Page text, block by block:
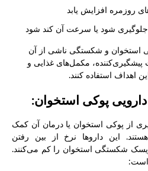
روزمره افزایش یابد
شود یا سرعت آن کند شود
استخوان و شکستگی ناشی از آن
پیشگیری‌کننده، مکمل‌های غذایی و
اهداف استفاده کنند.
پوکی استخوان:
از پوکی استخوان یا درمان آن کمک
این داروها نرخ از بین رفتن
شکستگی استخوان را کم می‌کنند.
است: